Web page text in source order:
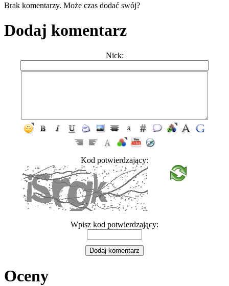
Brak komentarzy. Może czas dodać swój?
Dodaj komentarz
Nick:
Kod potwierdzający:
Wpisz kod potwierdzający:
Oceny